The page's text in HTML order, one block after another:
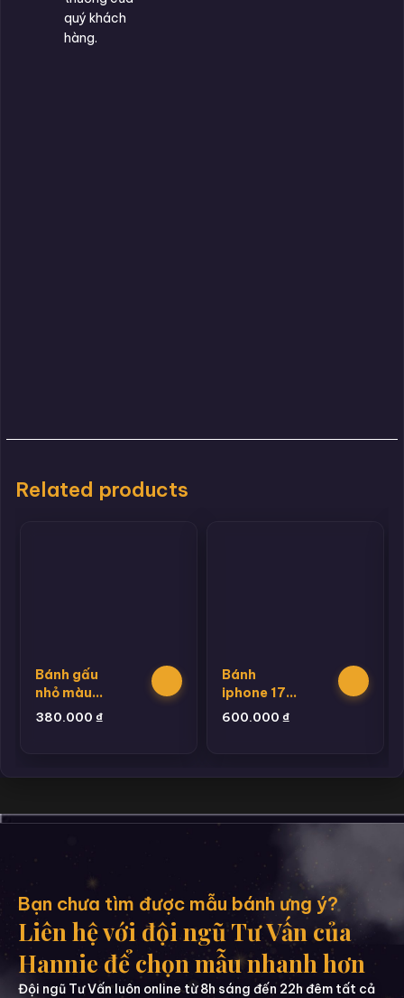
quý khách
hàng.
Related products
Bánh gấu
nhỏ màu
xanh
380.000 ₫
Bánh
iphone 17
promax
600.000 ₫
Bạn chưa tìm được mẫu bánh ưng ý?
Liên hệ với đội ngũ Tư Vấn của
Hannie để chọn mẫu nhanh hơn
Đội ngũ Tư Vấn luôn online từ 8h sáng đến 22h đêm tất cả